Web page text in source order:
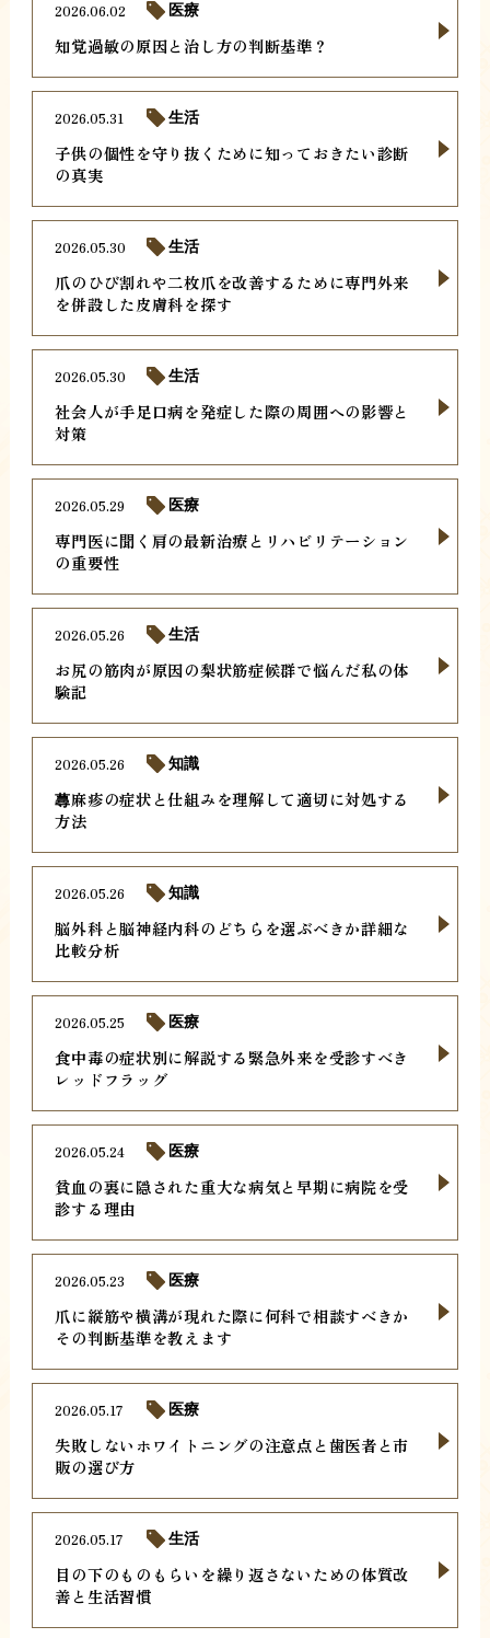
知覚過敏の原因と治し方の判断基準？
2026.06.02 医療
子供の個性を守り抜くために知っておきたい診断
の真実
2026.05.31 生活
爪のひび割れや二枚爪を改善するために専門外来
を併設した皮膚科を探す
2026.05.30 生活
社会人が手足口病を発症した際の周囲への影響と
対策
2026.05.30 生活
専門医に聞く肩の最新治療とリハビリテーション
の重要性
2026.05.29 医療
お尻の筋肉が原因の梨状筋症候群で悩んだ私の体
験記
2026.05.26 生活
蕁麻疹の症状と仕組みを理解して適切に対処する
方法
2026.05.26 知識
脳外科と脳神経内科のどちらを選ぶべきか詳細な
比較分析
2026.05.26 知識
食中毒の症状別に解説する緊急外来を受診すべき
レッドフラッグ
2026.05.25 医療
貧血の裏に隠された重大な病気と早期に病院を受
診する理由
2026.05.24 医療
爪に縦筋や横溝が現れた際に何科で相談すべきか
その判断基準を教えます
2026.05.23 医療
失敗しないホワイトニングの注意点と歯医者と市
販の選び方
2026.05.17 医療
目の下のものもらいを繰り返さないための体質改
善と生活習慣
2026.05.17 生活